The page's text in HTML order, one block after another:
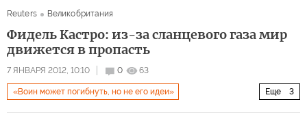
Reuters
Великобритания
Фидель Кастро: из-за сланцевого газа мир
движется в пропасть
7 ЯНВАРЯ 2012, 10:10 0 63
Еще 3
«Воин может погибнуть, но не его идеи»